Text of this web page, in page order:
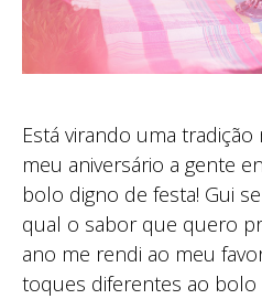
Está virando uma
meu aniversário a gente
bolo digno de festa! Gui
qual o sabor que quero
ano me rendi ao meu
toques diferentes ao